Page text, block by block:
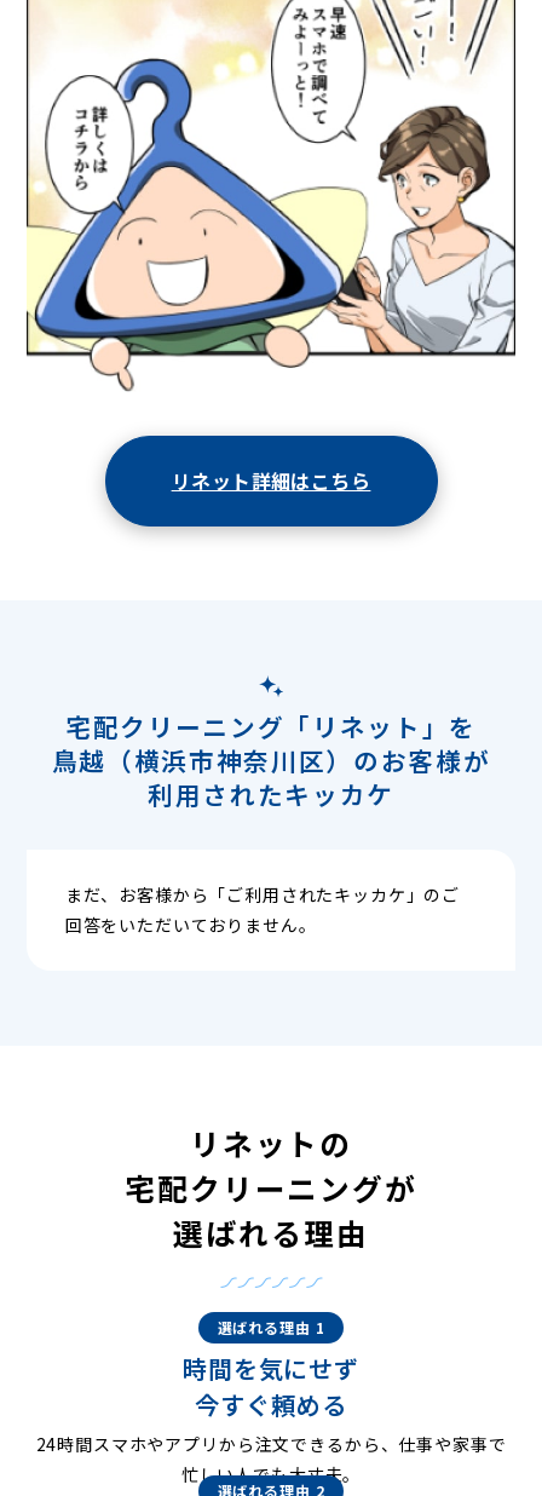
リネット詳細はこちら
宅配クリーニング「リネット」を
鳥越（横浜市神奈川区）のお客様が
利用されたキッカケ
まだ、お客様から「ご利用されたキッカケ」のご
回答をいただいておりません。
リネットの
宅配クリーニングが
選ばれる理由
選ばれる理由 1
時間を気にせず
今すぐ頼める
24時間スマホやアプリから注文できるから、仕事や家事で
忙しい人でも大丈夫。
選ばれる理由 2